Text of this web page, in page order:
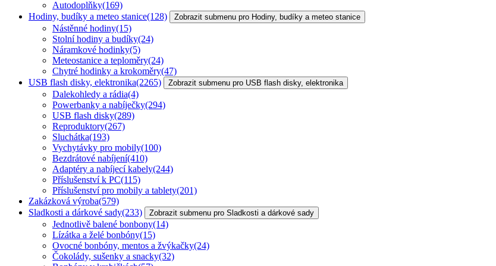
Autodoplňky(169)
Hodiny, budíky a meteo stanice(128) Zobrazit submenu pro Hodiny, budíky a meteo stanice
Nástěnné hodiny(15)
Stolní hodiny a budíky(24)
Náramkové hodinky(5)
Meteostanice a teploměry(24)
Chytré hodinky a krokoměry(47)
USB flash disky, elektronika(2265) Zobrazit submenu pro USB flash disky, elektronika
Dalekohledy a rádia(4)
Powerbanky a nabíječky(294)
USB flash disky(289)
Reproduktory(267)
Sluchátka(193)
Vychytávky pro mobily(100)
Bezdrátové nabíjení(410)
Adaptéry a nabíjecí kabely(244)
Příslušenství k PC(115)
Příslušenství pro mobily a tablety(201)
Zakázková výroba(579)
Sladkosti a dárkové sady(233) Zobrazit submenu pro Sladkosti a dárkové sady
Jednotlivě balené bonbony(14)
Lízátka a želé bonbóny(15)
Ovocné bonbóny, mentos a žvýkačky(24)
Čokolády, sušenky a snacky(32)